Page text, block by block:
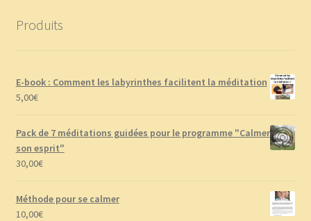
Produits
E-book : Comment les labyrinthes facilitent la méditation
5,00€
Pack de 7 méditations guidées pour le programme "Calmer
son esprit"
30,00€
Méthode pour se calmer
10,00€